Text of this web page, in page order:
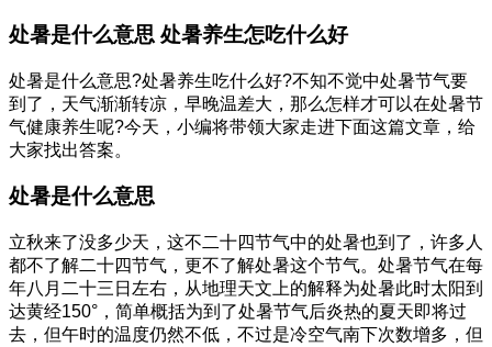
处暑是什么意思 处暑养生怎吃什么好
处暑是什么意思?处暑养生吃什么好?不知不觉中处暑节气要
到了，天气渐渐转凉，早晚温差大，那么怎样才可以在处暑节
气健康养生呢?今天，小编将带领大家走进下面这篇文章，给
大家找出答案。
处暑是什么意思
立秋来了没多少天，这不二十四节气中的处暑也到了，许多人
都不了解二十四节气，更不了解处暑这个节气。处暑节气在每
年八月二十三日左右，从地理天文上的解释为处暑此时太阳到
达黄经150°，简单概括为到了处暑节气后炎热的夏天即将过
去，但午时的温度仍然不低，不过是冷空气南下次数增多，但